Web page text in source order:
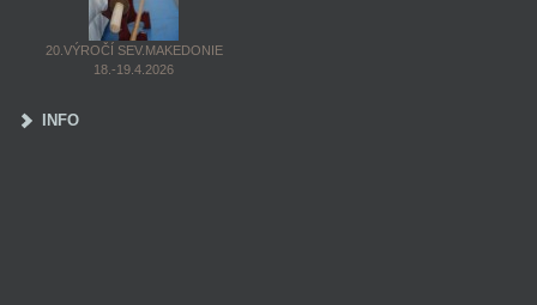
20.VÝROČÍ SEV.MAKEDONIE
18.-19.4.2026
INFO